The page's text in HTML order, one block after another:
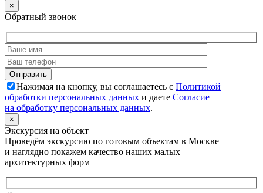
×
Обратный звонок
Нажимая на кнопку, вы соглашаетесь с Политикой
обработки персональных данных и даете Согласие
на обработку персональных данных.
×
Экскурсия на объект
Проведём экскурсию по готовым объектам в Москве
и наглядно покажем качество наших малых
архитектурных форм